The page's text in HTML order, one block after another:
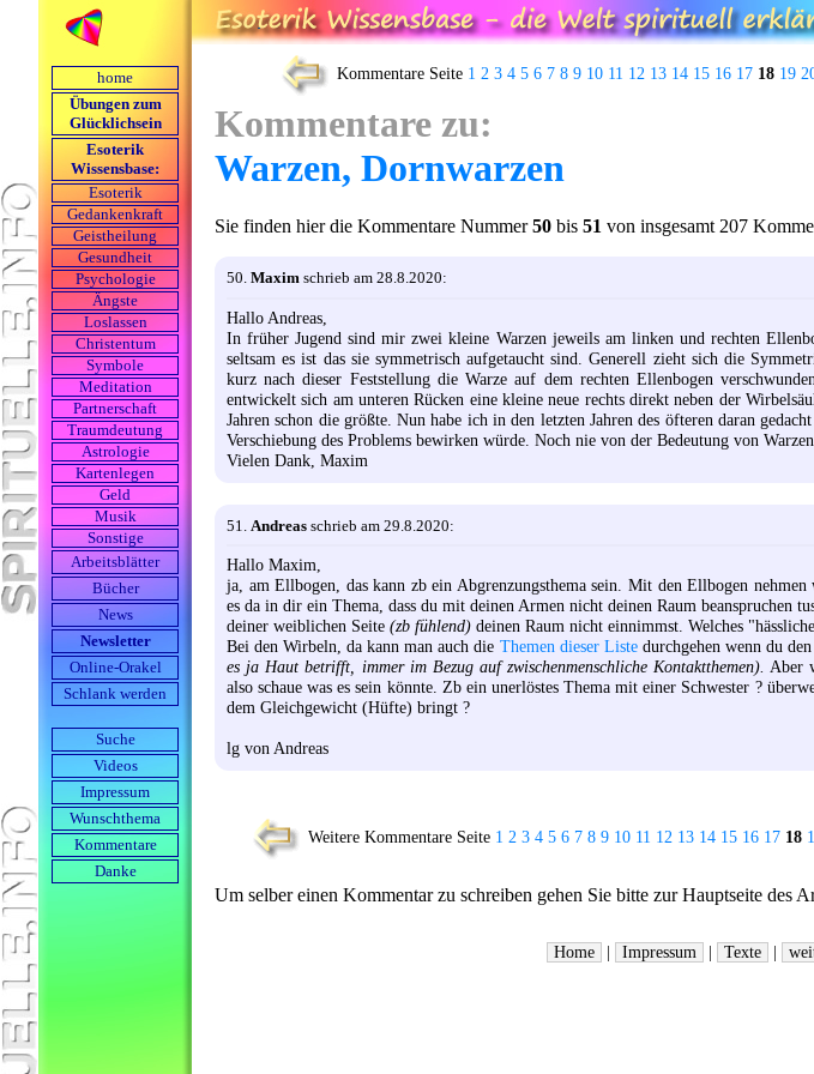
home
Übungen zum
Glücklichsein
Esoterik
Wissensbase:
Esoterik
Gedankenkraft
Geistheilung
Gesundheit
Psychologie
Ängste
Loslassen
Christentum
Symbole
Meditation
Partnerschaft
Traumdeutung
Astrologie
Kartenlegen
Geld
Musik
Sonstige
Arbeits­blätter
Bücher
News
Newsletter
Online-Orakel
Schlank werden
Suche
Videos
Impressum
Wunschthema
Kommentare
Danke
Kommentare Seite 1 2 3 4 5 6 7 8 9 10 11 12 13 14 15 16 17 18 19
Kommentare zu:
Warzen, Dornwarzen
Sie finden hier die Kommentare Nummer50 bis 51 von insgesamt 207
50. Maxim schrieb am 28.8.2020:
Hallo Andreas,
In früher Jugend sind mir zwei kleine Warzen jeweils am linken und rechten
seltsam es ist das sie symmetrisch aufgetaucht sind. Generell zieht sich die
kurz nach dieser Feststellung die Warze auf dem rechten Ellenbogen
entwickelt sich am unteren Rücken eine kleine neue rechts direkt neben der
Jahren schon die größte. Nun habe ich in den letzten Jahren des öfteren daran
Verschiebung des Problems bewirken würde. Noch nie von der Bedeutung von
Vielen Dank, Maxim
51. Andreas schrieb am 29.8.2020:
Hallo Maxim,
ja, am Ellbogen, das kann zb ein Abgrenzungsthema sein. Mit den Ellbogen
es da in dir ein Thema, dass du mit deinen Armen nicht deinen Raum beanspruchen
deiner weiblichen Seite (zb fühlend) deinen Raum nicht einnimmst. Welches
Bei den Wirbeln, da kann man auch die Themen dieser Listedurchgehen wenn du
es ja Haut betrifft, immer im Bezug auf zwischenmenschliche Kontaktthemen). Aber
also schaue was es sein könnte. Zb ein unerlöstes Thema mit einer Schwester ?
dem Gleichgewicht (Hüfte) bringt ?
lg von Andreas
Weitere Kommentare Seite 1 2 3 4 5 6 7 8 9 10 11 12 13 14 15 16 17 18
Um selber einen Kommentar zu schreiben gehen Sie bitte zur Hauptseite des
Home Impressum Texte